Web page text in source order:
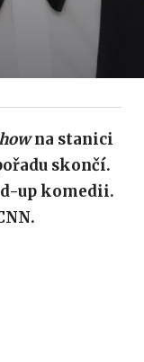
na stanici
skončí.
up komedii.